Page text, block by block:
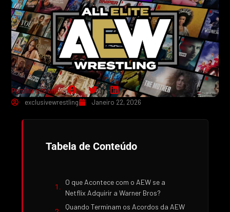
Partilha este artigo:
exclusivewrestling
Janeiro 22, 2026
Tabela de Conteúdo
O que Acontece com o AEW se a
Netflix Adquirir a Warner Bros?
Quando Terminam os Acordos da AEW